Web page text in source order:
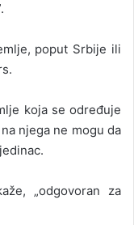
poput Srbije ili
koja se određuje
njega ne mogu da
„odgovoran za